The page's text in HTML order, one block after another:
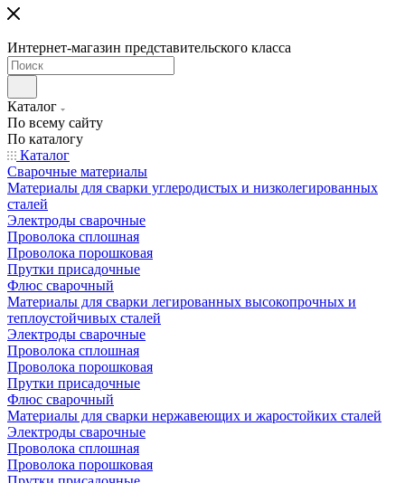
Интернет-магазин представительского класса
Каталог
По всему сайту
По каталогу
Каталог
Сварочные материалы
Материалы для сварки углеродистых и низколегированных
сталей
Электроды сварочные
Проволока сплошная
Проволока порошковая
Прутки присадочные
Флюс сварочный
Материалы для сварки легированных высокопрочных и
теплоустойчивых сталей
Электроды сварочные
Проволока сплошная
Проволока порошковая
Прутки присадочные
Флюс сварочный
Материалы для сварки нержавеющих и жаростойких сталей
Электроды сварочные
Проволока сплошная
Проволока порошковая